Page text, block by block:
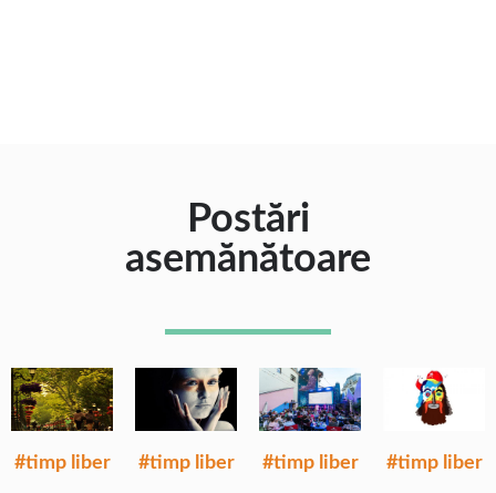
Postări
asemănătoare
#timp liber #timp liber #timp liber #timp liber